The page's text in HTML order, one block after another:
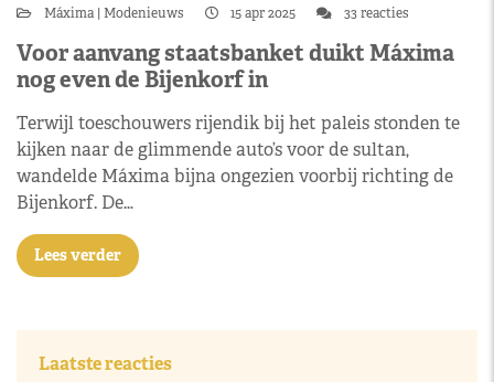
Máxima Modenieuws 15 apr 2025 33 reacties
Voor aanvang staatsbanket duikt Máxima
nog even de Bijenkorf in
Terwijl toeschouwers rijendik bij het paleis stonden te
kijken naar de glimmende auto’s voor de sultan,
wandelde Máxima bijna ongezien voorbij richting de
Bijenkorf. De…
Lees verder
Laatste reacties